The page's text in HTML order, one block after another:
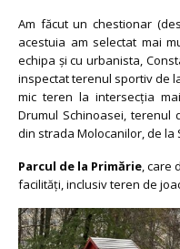
Am făcut un chestionar
acestuia am selectat mai
echipa și cu urbanista,
inspectat terenul sportiv de
mic teren la intersecția
Drumul Schinoasei, terenul
din strada Molocanilor, de la
Parcul de la Primărie, care
facilități, inclusiv teren de